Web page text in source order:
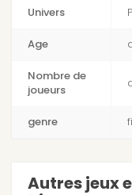
Univers
Age
Nombre de
joueurs
genre
Autres jeux